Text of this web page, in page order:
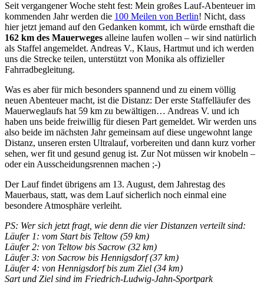
Seit vergangener Woche steht fest: Mein großes Lauf-Abenteuer im
kommenden Jahr werden die 100 Meilen von Berlin! Nicht, dass
hier jetzt jemand auf den Gedanken kommt, ich würde ernsthaft die
162 km des Mauerweges alleine laufen wollen – wir sind natürlich
als Staffel angemeldet. Andreas V., Klaus, Hartmut und ich werden
uns die Strecke teilen, unterstützt von Monika als offizieller
Fahrradbegleitung.
Was es aber für mich besonders spannend und zu einem völlig
neuen Abenteuer macht, ist die Distanz: Der erste Staffelläufer des
Mauerweglaufs hat 59 km zu bewältigen… Andreas V. und ich
haben uns beide freiwillig für diesen Part gemeldet. Wir werden uns
also beide im nächsten Jahr gemeinsam auf diese ungewohnt lange
Distanz, unseren ersten Ultralauf, vorbereiten und dann kurz vorher
sehen, wer fit und gesund genug ist. Zur Not müssen wir knobeln –
oder ein Ausscheidungsrennen machen ;-)
Der Lauf findet übrigens am 13. August, dem Jahrestag des
Mauerbaus, statt, was dem Lauf sicherlich noch einmal eine
besondere Atmosphäre verleiht.
PS: Wer sich jetzt fragt, wie denn die vier Distanzen verteilt sind:
Läufer 1: vom Start bis Teltow (59 km)
Läufer 2: von Teltow bis Sacrow (32 km)
Läufer 3: von Sacrow bis Hennigsdorf (37 km)
Läufer 4: von Hennigsdorf bis zum Ziel (34 km)
Sart und Ziel sind im Friedrich-Ludwig-Jahn-Sportpark